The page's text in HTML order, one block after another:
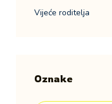
Vijeće roditelja
Oznake